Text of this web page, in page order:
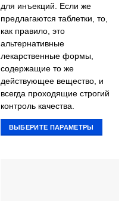
для инъекций. Если же
предлагаются таблетки, то,
как правило, это
альтернативные
лекарственные формы,
содержащие то же
действующее вещество, и
всегда проходящие строгий
контроль качества.
ВЫБЕРИТЕ ПАРАМЕТРЫ